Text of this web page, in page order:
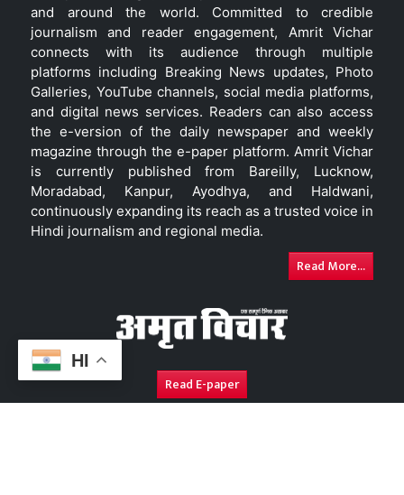
HI
and around the world. Committed to credible
journalism and reader engagement, Amrit Vichar
connects with its audience through multiple
platforms including Breaking News updates, Photo
Galleries, YouTube channels, social media platforms,
and digital news services. Readers can also access
the e-version of the daily newspaper and weekly
magazine through the e-paper platform. Amrit Vichar
is currently published from Bareilly, Lucknow,
Moradabad, Kanpur, Ayodhya, and Haldwani,
continuously expanding its reach as a trusted voice in
Hindi journalism and regional media.
Read More...
Read E-paper